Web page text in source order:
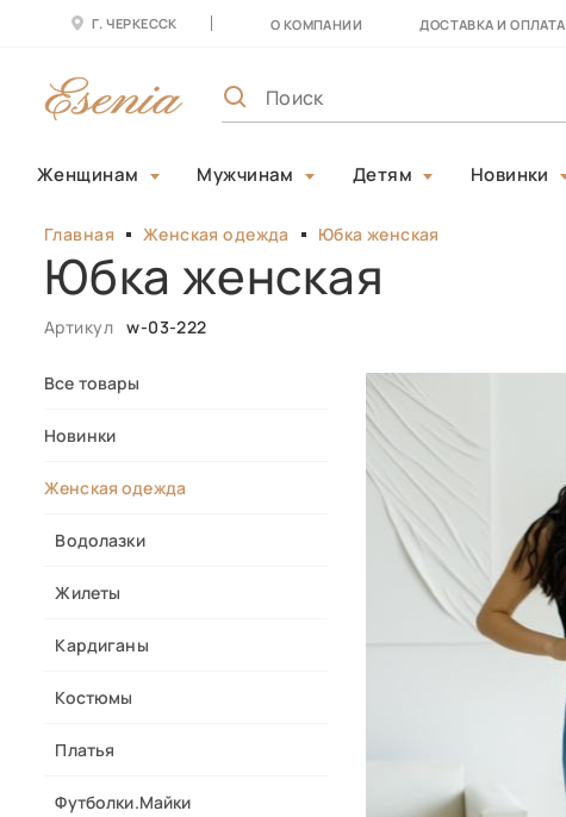
Г. ЧЕРКЕССК О КОМПАНИИ ДОСТАВКА И ОПЛАТА
Женщинам Мужчинам Детям Новинки
Главная Женская одежда Юбка женская
Юбка женская
Артикул w-03-222
Все товары
Новинки
Женская одежда
Водолазки
Жилеты
Кардиганы
Костюмы
Платья
Футболки.Майки